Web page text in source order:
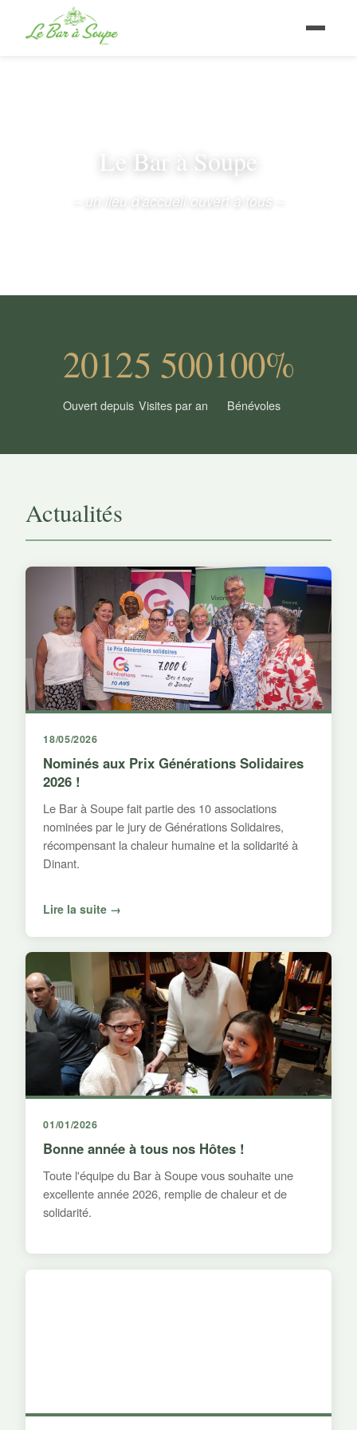
Le Bar à Soupe
– un lieu d'accueil ouvert à tous –
2012
Ouvert depuis
5 500
Visites par an
100%
Bénévoles
Actualités
18/05/2026
Nominés aux Prix Générations Solidaires
2026 !
Le Bar à Soupe fait partie des 10 associations
nominées par le jury de Générations Solidaires,
récompensant la chaleur humaine et la solidarité à
Dinant.
Lire la suite →
01/01/2026
Bonne année à tous nos Hôtes !
Toute l'équipe du Bar à Soupe vous souhaite une
excellente année 2026, remplie de chaleur et de
solidarité.